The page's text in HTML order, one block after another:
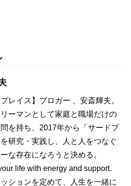
プレイス】ブロガー 、安斎輝夫。
ーマンとして家庭と職場だけの
を持ち、2017年から「サードプ
研究・実践し、人と人をつなぐ
な存在になろうと決める。
life with energy and support.
ションを定めて、人生を一緒に